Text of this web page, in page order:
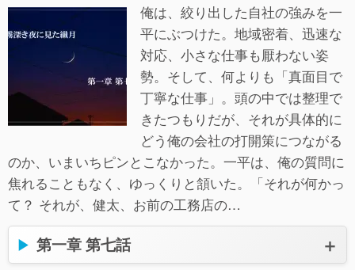
俺は、絞り出した自社の強みを一
平にぶつけた。地域密着、迅速な
対応、小さな仕事も厭わない姿
勢。そして、何よりも「真面目で
丁寧な仕事」。頭の中では整理で
きたつもりだが、それが具体的に
どう俺の会社の打開策につながる
のか、いまいちピンとこなかった。一平は、俺の質問に
焦れることもなく、ゆっくりと頷いた。「それが何かっ
て？ それが、健太、お前の工務店の…
第一章 第七話